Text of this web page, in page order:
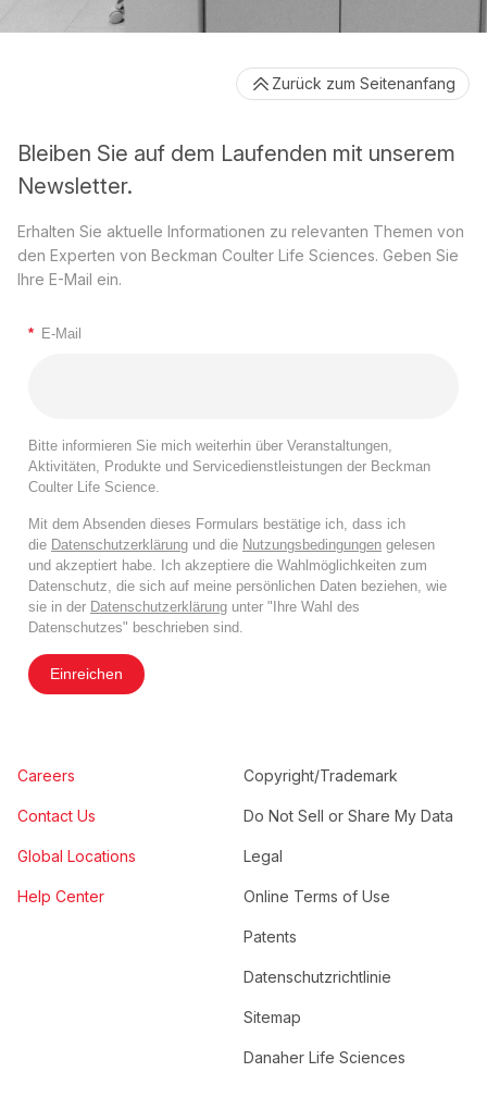
Bleiben Sie auf dem Laufenden mit unserem
Newsletter.
Erhalten Sie aktuelle Informationen zu relevanten Themen von
den Experten von Beckman Coulter Life Sciences. Geben Sie
Ihre E-Mail ein.
* E-Mail
Bitte informieren Sie mich weiterhin über Veranstaltungen,
Aktivitäten, Produkte und Servicedienstleistungen der Beckman
Coulter Life Science.
Mit dem Absenden dieses Formulars bestätige ich, dass ich
die Datenschutzerklärung und die Nutzungsbedingungen gelesen
und akzeptiert habe. Ich akzeptiere die Wahlmöglichkeiten zum
Datenschutz, die sich auf meine persönlichen Daten beziehen, wie
sie in der Datenschutzerklärung unter "Ihre Wahl des
Datenschutzes" beschrieben sind.
Einreichen
Careers
Contact Us
Global Locations
Help Center
Copyright/Trademark
Do Not Sell or Share My Data
Legal
Online Terms of Use
Patents
Datenschutzrichtlinie
Sitemap
Danaher Life Sciences
Zurück zum Seitenanfang